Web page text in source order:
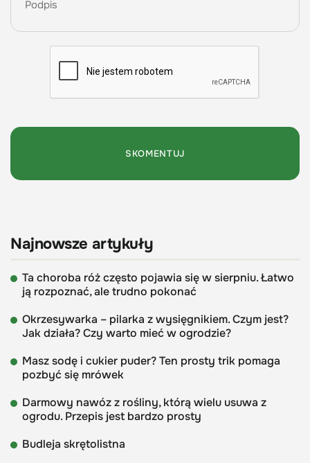
Najnowsze artykuły
Ta choroba róż często pojawia się w sierpniu. Łatwo
ją rozpoznać, ale trudno pokonać
Okrzesywarka – pilarka z wysięgnikiem. Czym jest?
Jak działa? Czy warto mieć w ogrodzie?
Masz sodę i cukier puder? Ten prosty trik pomaga
pozbyć się mrówek
Darmowy nawóz z rośliny, którą wielu usuwa z
ogrodu. Przepis jest bardzo prosty
Budleja skrętolistna